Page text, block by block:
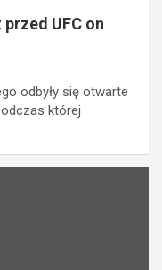
UFC on
odbyły się otwarte
której